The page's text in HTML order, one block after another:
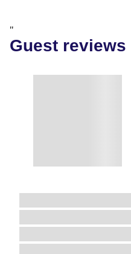
"
Guest reviews